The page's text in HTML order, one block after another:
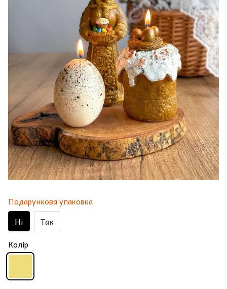
Подарункова упаковка
Ні Так
Колір